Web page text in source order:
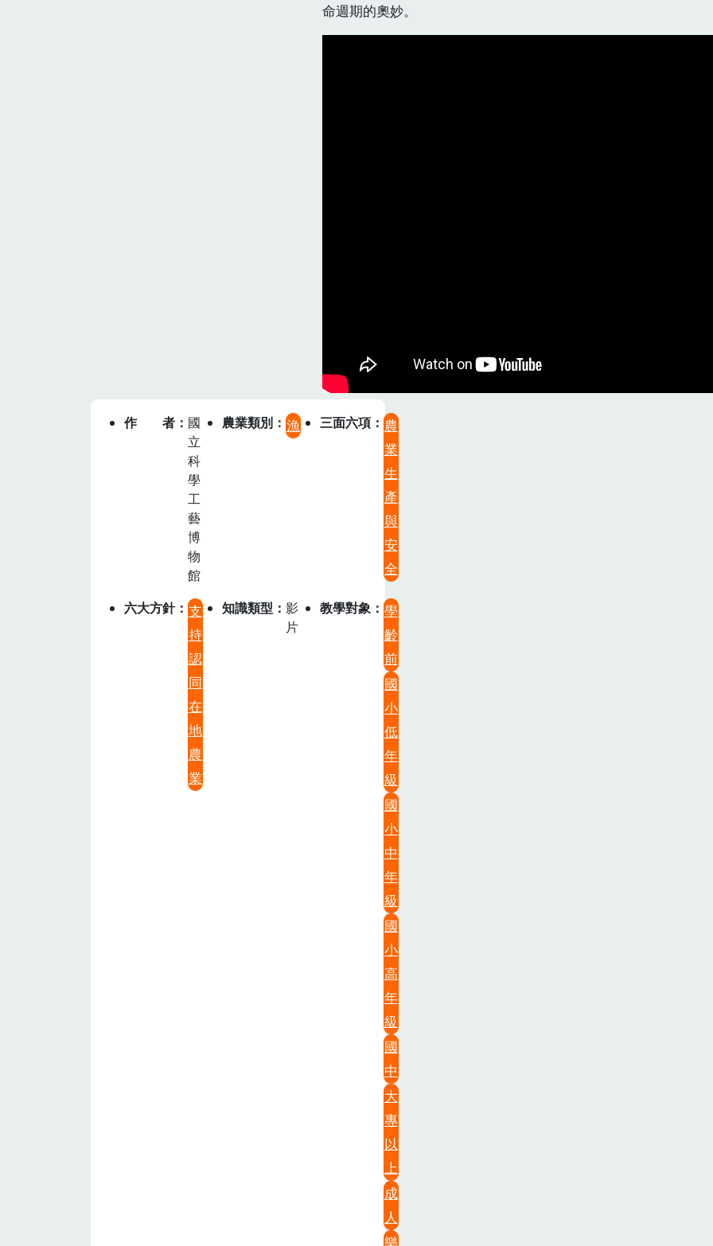
命週期的奧妙。
作者
國
立
科
學
工
藝
博
物
館
農業類別 漁 三面六項
農
業
生
產
與
安
全
六大方針
支
持
認
同
在
地
農
業
知識類型
影
片
教學對象
學
齡
前
國
小
低
年
級
國
小
中
年
級
國
小
高
年
級
國
中
大
專
以
上
成
人